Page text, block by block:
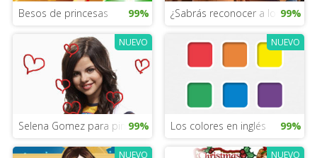
Besos de princesas 99% ¿Sabrás reconocer a los99%
NUEVO
Selena Gomez para pintar99%
NUEVO
Los colores en inglés 99%
NUEVO NUEVO